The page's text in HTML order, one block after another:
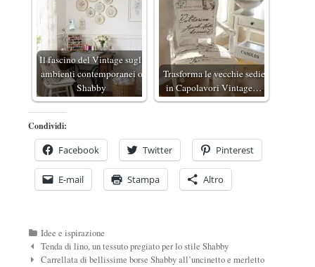
Il fascino del Vintage sugli
ambienti contemporanei o
Shabby
Trasforma le vecchie sedie
in Capolavori Vintage…
Condividi:
Facebook Twitter Pinterest
E-mail Stampa Altro
Categorie
Idee e ispirazione
Navigazione
Post
Tenda di lino, un tessuto pregiato per lo stile Shabby
Carrellata di bellissime borse Shabby all’uncinetto e merletto